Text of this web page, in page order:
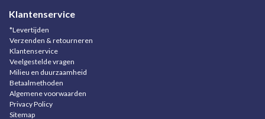
Klantenservice
*Levertijden
Verzenden & retourneren
Klantenservice
Veelgestelde vragen
Milieu en duurzaamheid
Betaalmethoden
Algemene voorwaarden
Privacy Policy
Sitemap